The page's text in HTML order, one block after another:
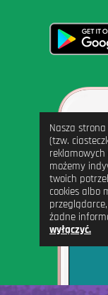
Nasza
(tzw.
możemy
twoich
cookies albo
żadne
wyłączyć.